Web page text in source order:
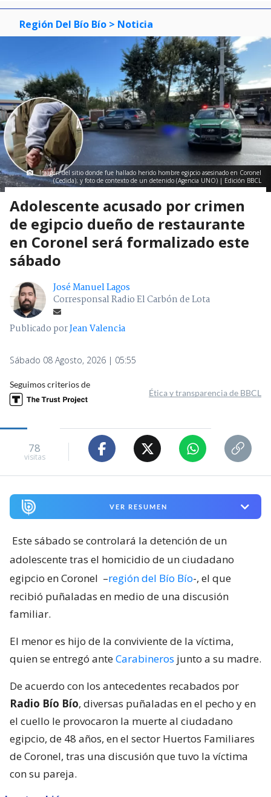
Región Del Bío Bío > Noticia
Imagen del sitio donde fue hallado herido hombre egipcio asesinado en Coronel
(Cedida); y foto de contexto de un detenido (Agencia UNO) | Edición BBCL
Adolescente acusado por crimen
de egipcio dueño de restaurante
en Coronel será formalizado este
sábado
José Manuel Lagos
Corresponsal Radio El Carbón de Lota
Publicado porJean Valencia
Sábado 08 Agosto, 2026 | 05:55
Seguimos criterios de
Ética y transparencia de BBCL
78
visitas
VER RESUMEN
Este sábado se controlará la detención de un
adolescente tras el homicidio de un ciudadano
egipcio en Coronel –región del Bío Bío-, el que
recibió puñaladas en medio de una discusión
familiar.
El menor es hijo de la conviviente de la víctima,
quien se entregó anteCarabineros junto a su madre.
De acuerdo con los antecedentes recabados por
Radio Bío Bío, diversas puñaladas en el pecho y en
el cuello le provocaron la muerte al ciudadano
egipcio, de 48 años, en el sector Huertos Familiares
de Coronel, tras una discusión que tuvo la víctima
con su pareja.